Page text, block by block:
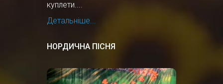
куплети....
Детальніше...
НОРДИЧНА ПІСНЯ